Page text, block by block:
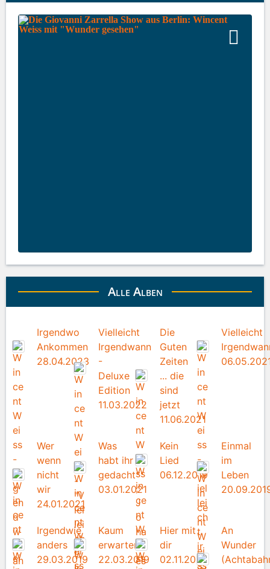
Alle Alben
Irgendwo
Ankommen
28.04.2023
Vielleicht
Irgendwann
-
Deluxe
Edition
11.03.2022
Die
Guten
Zeiten
... die
sind
jetzt
11.06.2021
Vielleicht
Wer
wenn
nicht
wir
24.01.2021
Was
habt ihr
gedacht
03.01.2021
Kein
Lied
06.12.2019
Einmal
im
Leben
Irgendwie
anders
29.03.2019
Kaum
erwarten
22.03.2019
Hier mit
dir
02.11.2018
An
Wunder